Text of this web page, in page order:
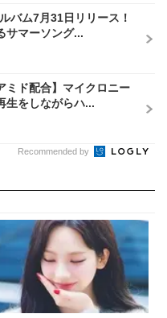
バム7月31日リリース！
サマーソング...
ミド配合】マイクロニー
生をしながらハ...
Recommended by